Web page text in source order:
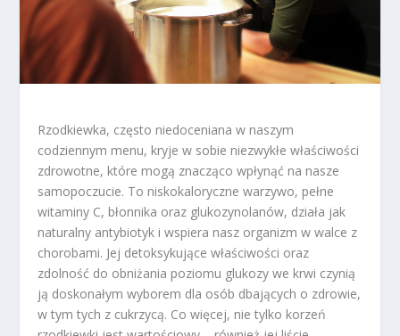
Rzodkiewka, często niedoceniana w naszym
codziennym menu, kryje w sobie niezwykłe właściwości
zdrowotne, które mogą znacząco wpłynąć na nasze
samopoczucie. To niskokaloryczne warzywo, pełne
witaminy C, błonnika oraz glukozynolanów, działa jak
naturalny antybiotyk i wspiera nasz organizm w walce z
chorobami. Jej detoksykujące właściwości oraz
zdolność do obniżania poziomu glukozy we krwi czynią
ją doskonałym wyborem dla osób dbających o zdrowie,
w tym tych z cukrzycą. Co więcej, nie tylko korzeń